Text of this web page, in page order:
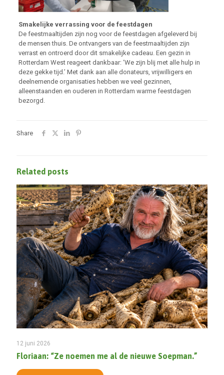
Smakelijke verrassing voor de feestdagen
De feestmaaltijden zijn nog voor de feestdagen afgeleverd bij
de mensen thuis. De ontvangers van de feestmaaltijden zijn
verrast en ontroerd door dit smakelijke cadeau. Een gezin in
Rotterdam West reageert dankbaar: ‘We zijn blij met alle hulp in
deze gekke tijd.’ Met dank aan alle donateurs, vrijwilligers en
deelnemende organisaties hebben we veel gezinnen,
alleenstaanden en ouderen in Rotterdam warme feestdagen
bezorgd.
Share
Related posts
12 juni 2026
Floriaan: “Ze noemen me al de nieuwe Soepman.”